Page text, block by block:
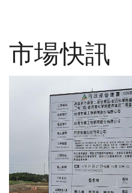
市場快訊